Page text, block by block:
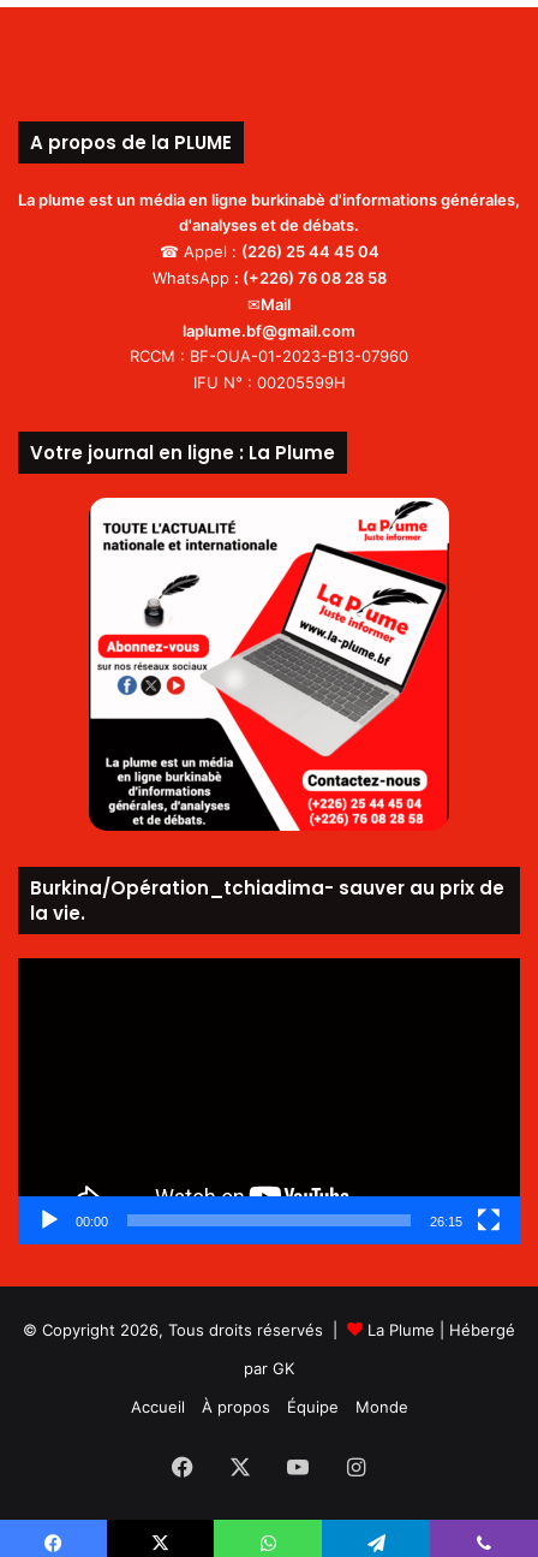
A propos de la PLUME
La plume est un média en ligne burkinabè d'informations générales,
d'analyses et de débats.
☎ Appel : (226) 25 44 45 04
WhatsApp : (+226) 76 08 28 58
✉Mail
laplume.bf@gmail.com
RCCM : BF-OUA-01-2023-B13-07960
IFU N° : 00205599H
Votre journal en ligne : La Plume
Burkina/Opération_tchiadima- sauver au prix de
la vie.
00:00 26:15
© Copyright 2026, Tous droits réservés | La Plume | Hébergé
par GK
Accueil
À propos Équipe Monde
Facebook YouTubeInstagram